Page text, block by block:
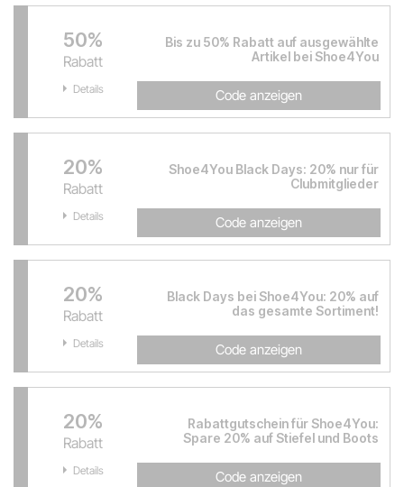
50%
Rabatt
Bis zu 50% Rabatt auf ausgewählte
Artikel bei Shoe4You
Details Code anzeigen
20%
Rabatt
Shoe4You Black Days: 20% nur für
Clubmitglieder
Details Code anzeigen
20%
Rabatt
Black Days bei Shoe4You: 20% auf
das gesamte Sortiment!
Details Code anzeigen
20%
Rabatt
Rabattgutschein für Shoe4You:
Spare 20% auf Stiefel und Boots
Details Code anzeigen